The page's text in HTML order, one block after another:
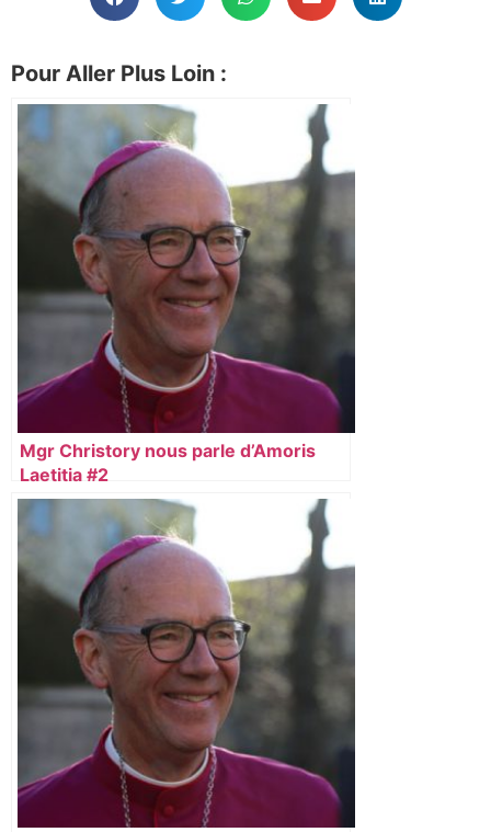
Pour Aller Plus Loin :
Mgr Christory nous parle d’Amoris
Laetitia #2